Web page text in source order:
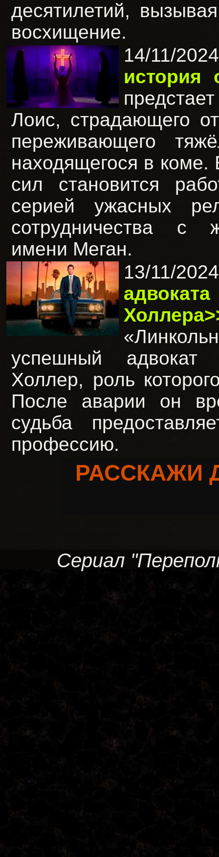
десятилетий,
восхищение.
14/11/
история
Лоис, страдающего
переживающего
находящегося в
сил становится
серией ужасных
сотрудничества с
имени Меган.
13/11/
успешный
Холлер, роль
После аварии он
судьба
профессию.
РАССКАЖИ
Сериал